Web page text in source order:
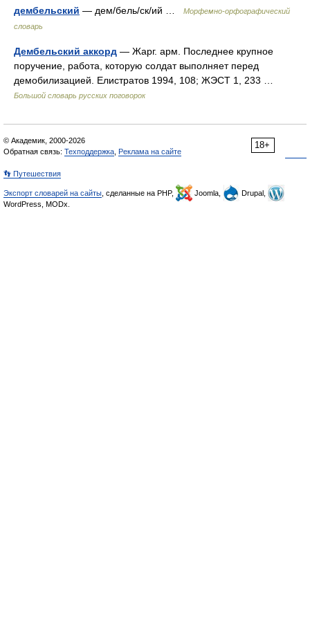
дембельский — дем/бель/ск/ий …
Морфемно-орфографический
словарь
Дембельский аккорд — Жарг. арм. Последнее крупное
поручение, работа, которую солдат выполняет перед
демобилизацией. Елистратов 1994, 108; ЖЭСТ 1, 233 …
Большой словарь русских поговорок
18+
© Академик, 2000-2026
Обратная связь: Техподдержка Реклама на сайте
👣 Путешествия
Экспорт словарей на сайты , сделанные на PHP, Joomla,
Drupal,
WordPress, MODx.